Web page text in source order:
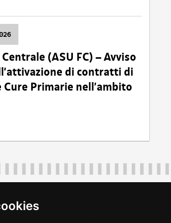
(ASU FC) – Avviso
di contratti di
Primarie nell’ambito
d'Italia 1 Trieste
dichiarazione di accessibilità